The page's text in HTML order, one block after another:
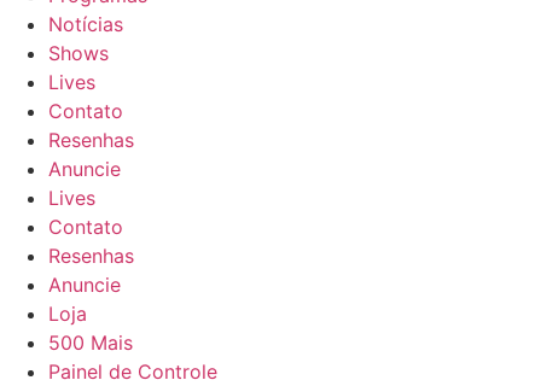
Notícias
Shows
Lives
Contato
Resenhas
Anuncie
Lives
Contato
Resenhas
Anuncie
Loja
500 Mais
Painel de Controle